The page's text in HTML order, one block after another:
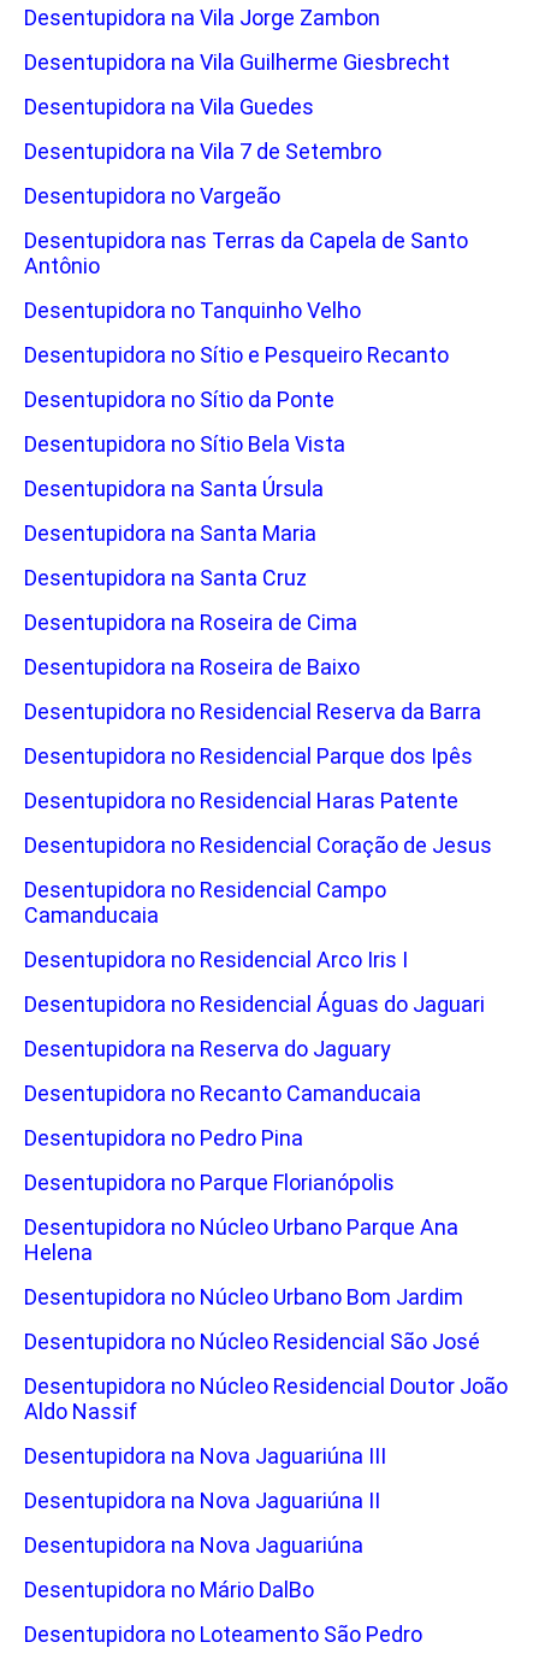
Desentupidora na Vila Jorge Zambon
Desentupidora na Vila Guilherme Giesbrecht
Desentupidora na Vila Guedes
Desentupidora na Vila 7 de Setembro
Desentupidora no Vargeão
Desentupidora nas Terras da Capela de Santo
Antônio
Desentupidora no Tanquinho Velho
Desentupidora no Sítio e Pesqueiro Recanto
Desentupidora no Sítio da Ponte
Desentupidora no Sítio Bela Vista
Desentupidora na Santa Úrsula
Desentupidora na Santa Maria
Desentupidora na Santa Cruz
Desentupidora na Roseira de Cima
Desentupidora na Roseira de Baixo
Desentupidora no Residencial Reserva da Barra
Desentupidora no Residencial Parque dos Ipês
Desentupidora no Residencial Haras Patente
Desentupidora no Residencial Coração de Jesus
Desentupidora no Residencial Campo
Camanducaia
Desentupidora no Residencial Arco Iris I
Desentupidora no Residencial Águas do Jaguari
Desentupidora na Reserva do Jaguary
Desentupidora no Recanto Camanducaia
Desentupidora no Pedro Pina
Desentupidora no Parque Florianópolis
Desentupidora no Núcleo Urbano Parque Ana
Helena
Desentupidora no Núcleo Urbano Bom Jardim
Desentupidora no Núcleo Residencial São José
Desentupidora no Núcleo Residencial Doutor João
Aldo Nassif
Desentupidora na Nova Jaguariúna III
Desentupidora na Nova Jaguariúna II
Desentupidora na Nova Jaguariúna
Desentupidora no Mário DalBo
Desentupidora no Loteamento São Pedro